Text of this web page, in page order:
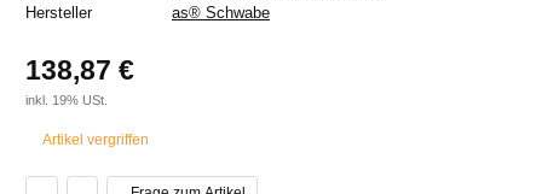
Hersteller
as® Schwabe
138,87 €
inkl. 19% USt.
Artikel vergriffen